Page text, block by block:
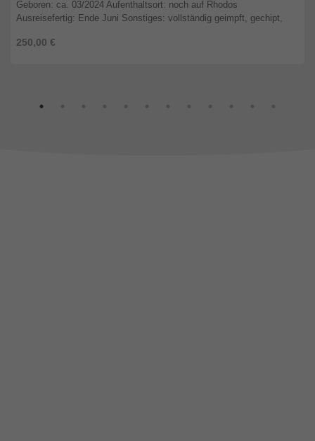
250,00 €
Geboren: ca. 03/2024 Aufenthaltsort: noch auf Rhodos
Ausreisefertig: Ende Juni Sonstiges: vollständig geimpft, gechipt,